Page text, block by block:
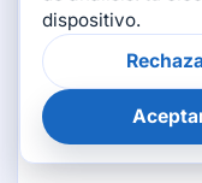
voorzetsels
Dutch grammar
dispositivo.